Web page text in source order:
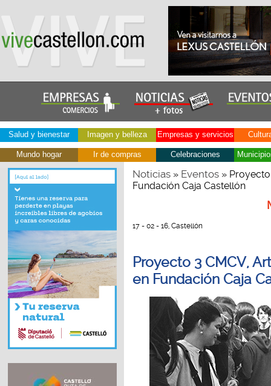
Salud y bienestar Imagen y belleza Empresas y servicios
Mundo hogar Ir de compras Celebraciones
Noticias» Eventos» Proyecto
Fundación Caja Castellón
17 - 02 - 16, Castellón
Proyecto 3 CMCV,
en Fundación Caja